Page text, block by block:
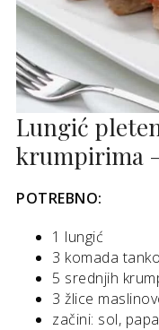
Lungić
krumpirima
POTREBNO:
1 lungić
3 komada
5 srednjih
3 žlice
začini: sol,